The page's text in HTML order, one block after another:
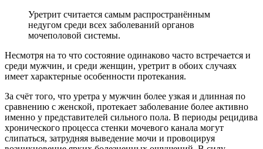
Уретрит считается самым распространённым
недугом среди всех заболеваний органов
мочеполовой системы.
Несмотря на то что состояние одинаково часто встречается и
среди мужчин, и среди женщин, уретрит в обоих случаях
имеет характерные особенности протекания.
За счёт того, что уретра у мужчин более узкая и длинная по
сравнению с женской, протекает заболевание более активно
именно у представителей сильного пола. В периоды рецидива
хронического процесса стенки мочевого канала могут
слипаться, затрудняя выведение мочи и провоцируя